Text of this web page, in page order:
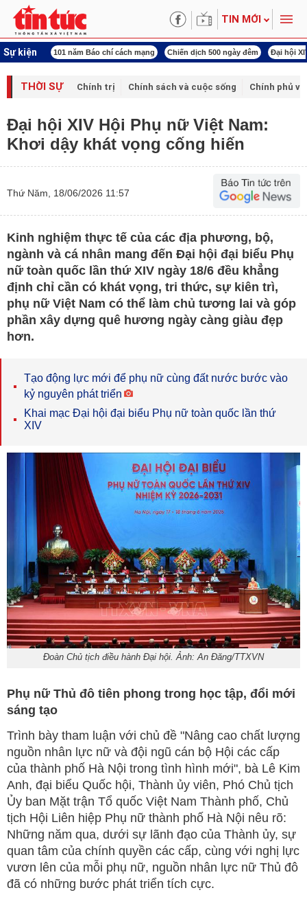
TIN MỚI
Sự kiện
mạng Chiến dịch 500 ngày đêm Đại hội XIV Công đoàn Việt Nam
THỜI SỰ Chính trị Chính sách và cuộc sống Chính phủ
Đại hội XIV Hội Phụ nữ Việt Nam:
Khơi dậy khát vọng cống hiến
Thứ Năm, 18/06/2026 11:57
Kinh nghiệm thực tế của các địa phương, bộ,
ngành và cá nhân mang đến Đại hội đại biểu Phụ
nữ toàn quốc lần thứ XIV ngày 18/6 đều khẳng
định chỉ cần có khát vọng, tri thức, sự kiên trì,
phụ nữ Việt Nam có thể làm chủ tương lai và góp
phần xây dựng quê hương ngày càng giàu đẹp
hơn.
Tạo động lực mới để phụ nữ cùng đất nước bước vào
kỷ nguyên phát triển
Khai mạc Đại hội đại biểu Phụ nữ toàn quốc lần thứ
XIV
Đoàn Chủ tịch điều hành Đại hội. Ảnh: An Đăng/TTXVN
Phụ nữ Thủ đô tiên phong trong học tập, đổi mới
sáng tạo
Trình bày tham luận với chủ đề "Nâng cao chất lượng
nguồn nhân lực nữ và đội ngũ cán bộ Hội các cấp
của thành phố Hà Nội trong tình hình mới", bà Lê Kim
Anh, đại biểu Quốc hội, Thành ủy viên, Phó Chủ tịch
Ủy ban Mặt trận Tổ quốc Việt Nam Thành phố, Chủ
tịch Hội Liên hiệp Phụ nữ thành phố Hà Nội nêu rõ:
Những năm qua, dưới sự lãnh đạo của Thành ủy, sự
quan tâm của chính quyền các cấp, cùng với nghị lực
vươn lên của mỗi phụ nữ, nguồn nhân lực nữ Thủ đô
đã có những bước phát triển tích cực.